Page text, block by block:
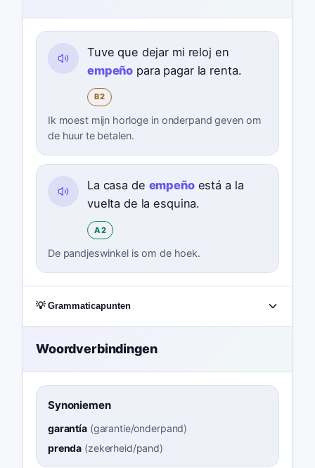
Tuve que dejar mi reloj en
empeño para pagar la renta.
B2
Ik moest mijn horloge in onderpand geven om
de huur te betalen.
La casa de empeñoestá a la
vuelta de la esquina.
A2
De pandjeswinkel is om de hoek.
💡 Grammaticapunten
Woordverbindingen
Synoniemen
garantía(garantie/onderpand)
prenda (zekerheid/pand)